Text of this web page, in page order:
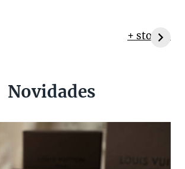
+ stories
Novidades